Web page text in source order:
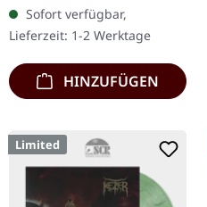
Cover. Nocturnal Breed
kehren mit ihrem
neuesten…
Sofort verfügbar,
Lieferzeit: 1-2 Werktage
HINZUFÜGEN
Limited